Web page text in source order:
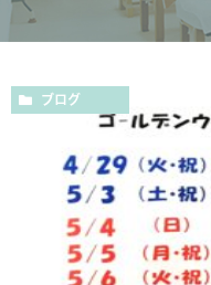
ブログ